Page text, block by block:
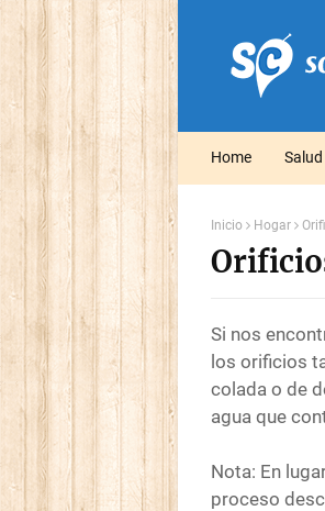
Home Salud
Inicio Hogar
Si nos
los orificios
colada o de
agua que
Nota: En
proceso